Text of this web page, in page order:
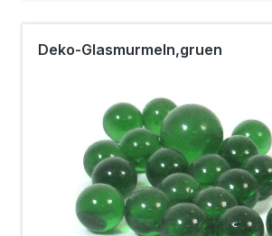
Deko-Glasmurmeln,gruen